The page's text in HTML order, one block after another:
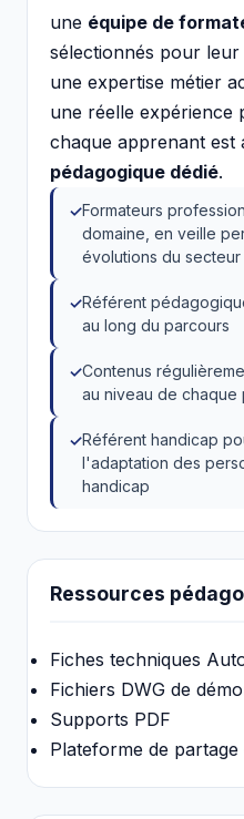
une équipe de
sélectionnés pour
une expertise métier
une réelle expérience
chaque apprenant est
pédagogique dédié.
Formateurs
domaine, en veille
évolutions du secteur
Référent
au long du parcours
Contenus
au niveau de chaque
Référent handicap
l'adaptation des
handicap
Ressources
Fiches techniques
Fichiers DWG de
Supports PDF
Plateforme de